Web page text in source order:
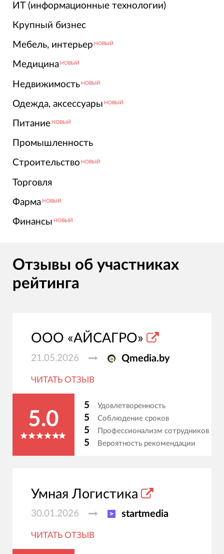
ИТ (информационные технологии)
Крупный бизнес
Мебель, интерьер НОВЫЙ
Медицина НОВЫЙ
Недвижимость НОВЫЙ
Одежда, аксессуары НОВЫЙ
Питание НОВЫЙ
Промышленность
Строительство НОВЫЙ
Торговля
Фарма НОВЫЙ
Финансы НОВЫЙ
Отзывы об участниках
рейтинга
ООО «АЙСАГРО»
21.05.2026 Qmedia.by
ЧИТАТЬ ОТЗЫВ
5.0
5 Удовлетворенность
5 Соблюдение сроков
5 Профессионализм сотрудников
5 Вероятность рекомендации
Умная Логистика
30.01.2026 startmedia
ЧИТАТЬ ОТЗЫВ